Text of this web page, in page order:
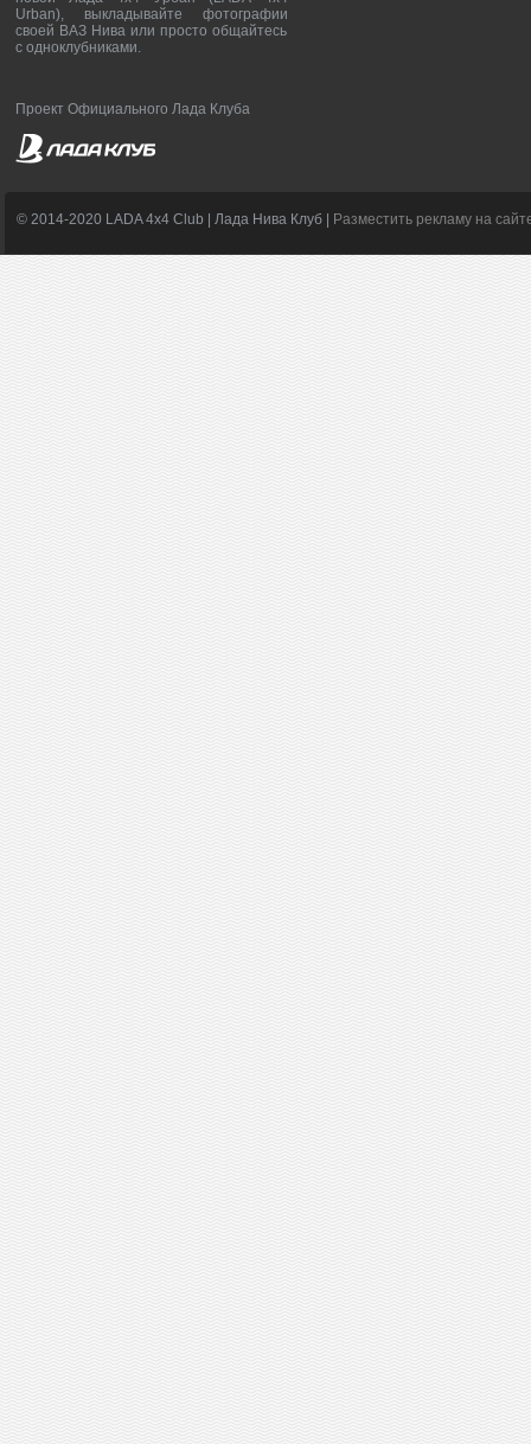
Urban), выкладывайте фотографии
своей ВАЗ Нива или просто общайтесь
с одноклубниками.
Проект Официального Лада Клуба
© 2014-2020 LADA 4x4 Club | Лада Нива Клуб | Разместить рекламу на